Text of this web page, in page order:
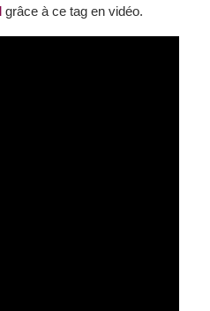
grâce à ce tag en vidéo.